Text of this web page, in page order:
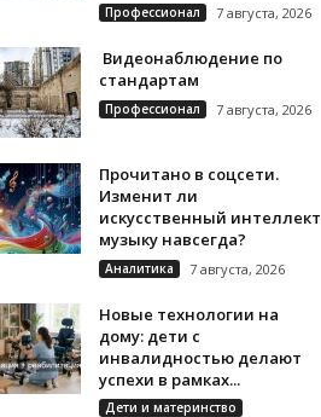
Профессионал 7 августа, 2026
Видеонаблюдение по
стандартам
Профессионал 7 августа, 2026
Прочитано в соцсети.
Изменит ли
искусственный интеллект
музыку навсегда?
Аналитика 7 августа, 2026
Новые технологии на
дому: дети с
инвалидностью делают
успехи в рамках...
Дети и материнство